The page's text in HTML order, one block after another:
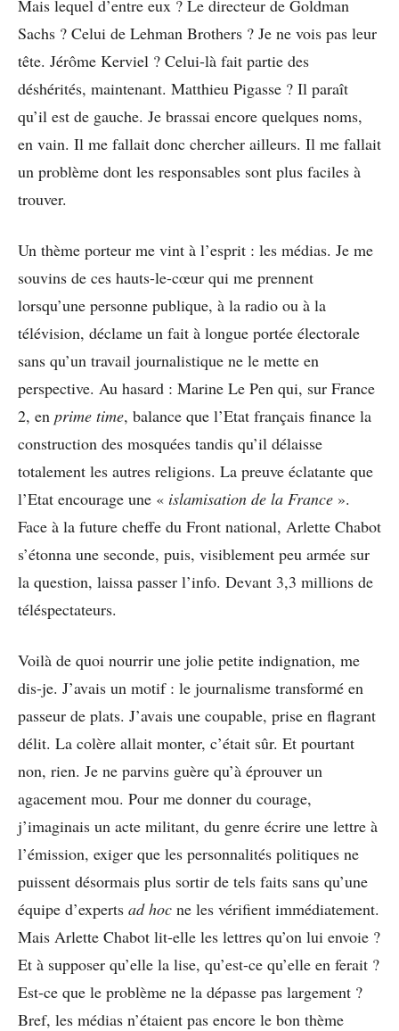
Mais lequel d’entre eux ? Le directeur de Goldman
Sachs ? Celui de Lehman Brothers ? Je ne vois pas leur
tête. Jérôme Kerviel ? Celui-là fait partie des
déshérités, maintenant. Matthieu Pigasse ? Il paraît
qu’il est de gauche. Je brassai encore quelques noms,
en vain. Il me fallait donc chercher ailleurs. Il me fallait
un problème dont les responsables sont plus faciles à
trouver.
Un thème porteur me vint à l’esprit : les médias. Je me
souvins de ces hauts-le-cœur qui me prennent
lorsqu’une personne publique, à la radio ou à la
télévision, déclame un fait à longue portée électorale
sans qu’un travail journalistique ne le mette en
perspective. Au hasard : Marine Le Pen qui, sur France
2, en prime time, balance que l’Etat français finance la
construction des mosquées tandis qu’il délaisse
totalement les autres religions. La preuve éclatante que
l’Etat encourage une « islamisation de la France ».
Face à la future cheffe du Front national, Arlette Chabot
s’étonna une seconde, puis, visiblement peu armée sur
la question, laissa passer l’info. Devant 3,3 millions de
téléspectateurs.
Voilà de quoi nourrir une jolie petite indignation, me
dis-je. J’avais un motif : le journalisme transformé en
passeur de plats. J’avais une coupable, prise en flagrant
délit. La colère allait monter, c’était sûr. Et pourtant
non, rien. Je ne parvins guère qu’à éprouver un
agacement mou. Pour me donner du courage,
j’imaginais un acte militant, du genre écrire une lettre à
l’émission, exiger que les personnalités politiques ne
puissent désormais plus sortir de tels faits sans qu’une
équipe d’experts ad hoc ne les vérifient immédiatement.
Mais Arlette Chabot lit-elle les lettres qu’on lui envoie ?
Et à supposer qu’elle la lise, qu’est-ce qu’elle en ferait ?
Est-ce que le problème ne la dépasse pas largement ?
Bref, les médias n’étaient pas encore le bon thème